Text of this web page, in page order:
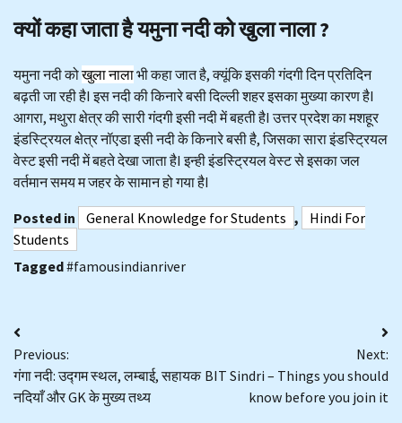
क्यों कहा जाता है यमुना नदी को खुला नाला ?
यमुना नदी कोखुला नालाभी कहा जात है, क्यूंकि इसकी गंदगी दिन प्रतिदिन
बढ़ती जा रही हैI इस नदी की किनारे बसी दिल्ली शहर इसका मुख्या कारण हैI
आगरा, मथुरा क्षेत्र की सारी गंदगी इसी नदी में बहती हैI उत्तर प्रदेश का मशहूर
इंडस्ट्रियल क्षेत्र नॉएडा इसी नदी के किनारे बसी है, जिसका सारा इंडस्ट्रियल
वेस्ट इसी नदी में बहते देखा जाता हैI इन्ही इंडस्ट्रियल वेस्ट से इसका जल
वर्तमान समय म जहर के सामान हो गया हैI
Posted in
General Knowledge for Students ,
Hindi For
Students
Tagged#famousindianriver
Post
navigation
Previous:
गंगा नदी: उद्गम स्थल, लम्बाई, सहायक
नदियाँ और GK के मुख्य तथ्य
Next:
BIT Sindri – Things you should
know before you join it